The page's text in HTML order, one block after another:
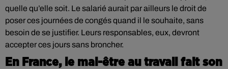
quelle qu’elle soit. Le salarié aurait par ailleurs le droit de
poser ces journées de congés quand il le souhaite, sans
besoin de se justifier. Leurs responsables, eux, devront
accepter ces jours sans broncher.
En France, le mal-être au travail fait son